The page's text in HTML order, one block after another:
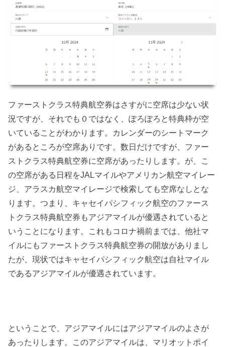
ファーストクラス特典航空券はさすがに空席は少ない状
況ですが、それでも０ではなく、ぽろぽろと特典枠が空
いていることがわかります。カレンダーのシートマーク
があるところが空席ありです。数日だけですが、ファー
ストクラス特典航空券に空席があったりします。が、こ
の空席がある日程をJALマイルやアメリカン航空マイレー
ジ、アラスカ航空マイレージで検索しても空席なしとな
ります。つまり、キャセイパシフィック航空のファース
トクラス特典航空券もアジアマイルが優遇されていると
いうことになります。これもコロナ禍前までは、他社マ
イルにもファーストクラス特典航空券の開放がありまし
たが、現状ではキャセイパシフィック航空は自社マイル
であるアジアマイルが優遇されています。
ということで、アジアマイルにはアジアマイルのよさが
あったりします。このアジアマイルは、マリオットポイ